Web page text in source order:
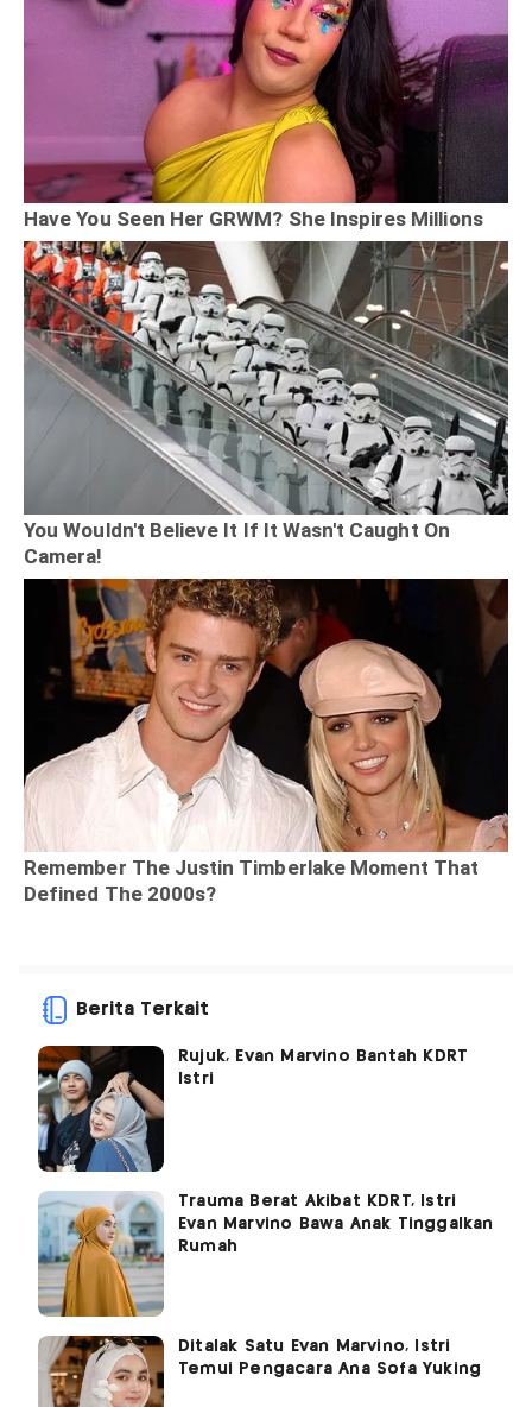
Berita Terkait
Rujuk, Evan Marvino Bantah KDRT
Istri
Trauma Berat Akibat KDRT, Istri
Evan Marvino Bawa Anak Tinggalkan
Rumah
Ditalak Satu Evan Marvino, Istri
Temui Pengacara Ana Sofa Yuking